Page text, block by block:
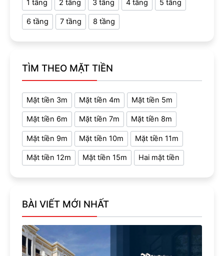
1 tầng 2 tầng 3 tầng 4 tầng 5 tầng
6 tầng 7 tầng 8 tầng
TÌM THEO MẶT TIỀN
Mặt tiền 3m Mặt tiền 4m Mặt tiền 5m
Mặt tiền 6m Mặt tiền 7m Mặt tiền 8m
Mặt tiền 9m Mặt tiền 10m Mặt tiền 11m
Mặt tiền 12m Mặt tiền 15m Hai mặt tiền
BÀI VIẾT MỚI NHẤT